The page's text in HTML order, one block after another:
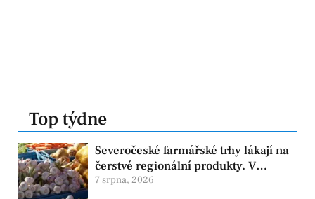
Top týdne
Severočeské farmářské trhy lákají na
čerstvé regionální produkty. V
Chomutově se konají 8. srpna
7 srpna, 2026